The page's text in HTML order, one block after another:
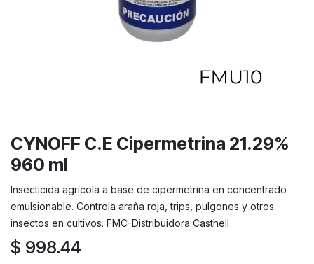
CYNOFF C.E Cipermetrina 21.29%
960 ml
Insecticida agrícola a base de cipermetrina en concentrado
emulsionable. Controla araña roja, trips, pulgones y otros
insectos en cultivos. FMC-Distribuidora Casthell
$ 998.44